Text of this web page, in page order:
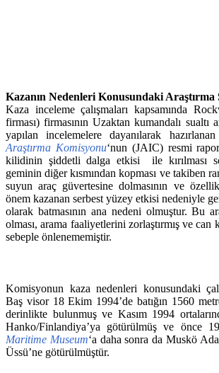
Kazanın Nedenleri Konusundaki Araştırma
Kaza inceleme çalışmaları kapsamında
firması) firmasının Uzaktan kumandalı sualtı
yapılan incelemelere dayanılarak hazırlanan
Araştırma Komisyonu‘nun (JAIC) resmi
kilidinin şiddetli dalga etkisi ile kırılması
geminin diğer kısmından kopması ve takiben
suyun araç güvertesine dolmasının ve
önem kazanan serbest yüzey etkisi nedeniyle
olarak batmasının ana nedeni olmuştur. Bu
olması, arama faaliyetlerini zorlaştırmış ve can
sebeple önlenememiştir.
Komisyonun kaza nedenleri konusundaki
Baş visor 18 Ekim 1994’de batığın 1560
derinlikte bulunmuş ve Kasım 1994
Hanko/Finlandiya’ya götürülmüş ve önce
Maritime Museum‘a daha sonra da Muskö
Üssü’ne götürülmüştür.